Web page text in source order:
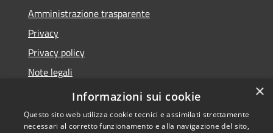
Amministrazione trasparente
Privacy
Privacy policy
Note legali
Dichiarazione di accessibilità
×
Informazioni sui cookie
Questo sito web utilizza cookie tecnici e assimilati strettamente
necessari al corretto funzionamento e alla navigazione del sito,